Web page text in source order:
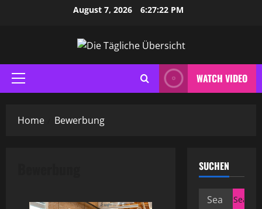
August 7, 2026 6:27:23 PM
Primary
Menu
WATCH VIDEO
Home Bewerbung
SUCHEN
Search